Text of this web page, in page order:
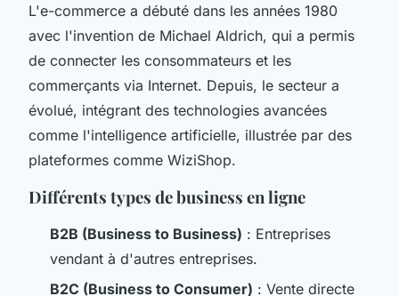
L'e-commerce a débuté dans les années 1980
avec l'invention de Michael Aldrich, qui a permis
de connecter les consommateurs et les
commerçants via Internet. Depuis, le secteur a
évolué, intégrant des technologies avancées
comme l'intelligence artificielle, illustrée par des
plateformes comme WiziShop.
Différents types de business en ligne
B2B (Business to Business) : Entreprises
vendant à d'autres entreprises.
B2C (Business to Consumer) : Vente directe